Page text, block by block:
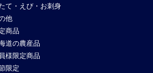
て・えび・お刺身
他
商品
道の農産品
様限定商品
限定